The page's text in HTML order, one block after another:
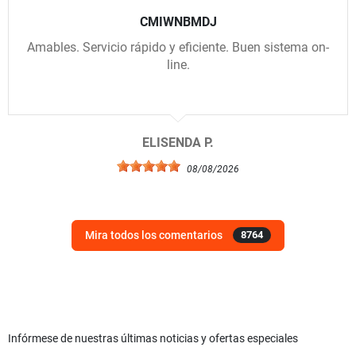
CMIWNBMDJ
Amables. Servicio rápido y eficiente. Buen sistema on-
line.
ELISENDA P.
08/08/2026
Mira todos los comentarios 8764
Infórmese de nuestras últimas noticias y ofertas especiales